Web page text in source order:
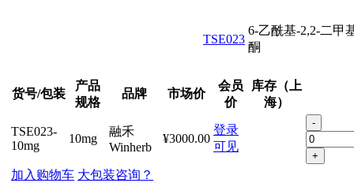
TSE023
6-乙酰基-2,2-二甲
酮
货号/包装
产品
规格
品牌 市场价
会员
价
库存（上
海）
TSE023-
10mg
10mg
融禾
Winherb
¥3000.00
登录
可见
-
+
加入购物车 大包装咨询？